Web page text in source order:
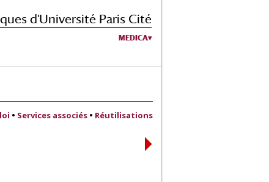
d'Université Paris Cité
MEDICA
• Services associés • Réutilisations